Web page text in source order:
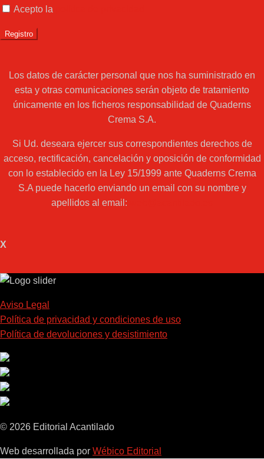
Acepto la
Los datos de carácter personal que nos ha suministrado en
esta y otras comunicaciones serán objeto de tratamiento
únicamente en los ficheros responsabilidad de Quaderns
Crema S.A.
Si Ud. deseara ejercer sus correspondientes derechos de
acceso, rectificación, cancelación y oposición de conformidad
con lo establecido en la Ley 15/1999 ante Quaderns Crema
S.A puede hacerlo enviando un email con su nombre y
apellidos al email:
X
Aviso Legal
Política de privacidad y condiciones de uso
Política de devoluciones y desistimiento
© 2026 Editorial Acantilado
Web desarrollada por Wébico Editorial